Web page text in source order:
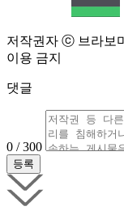
저작권자 ⓒ 브라보
이용 금지
댓글
0 / 300